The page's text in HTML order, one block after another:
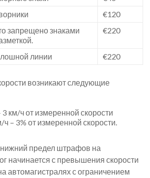
€120
запрещено знаками
€220
линии €220
возникают следующие
км/ч от измеренной скорости
– 3% от измеренной скорости.
нижний предел штрафов на
начинается с превышения скорости
автомагистралях с ограничением